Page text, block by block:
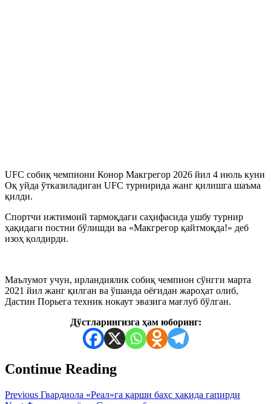
UFC собиқ чемпиони Конор Макгрегор 2026 йил 4 июль куни
Оқ уйда ўтказиладиган UFC турнирида жанг қилишга шаъма
қилди.
Спортчи ижтимоий тармоқдаги саҳифасида ушбу турнир
ҳақидаги постни бўлишди ва «Макгрегор қайтмоқда!» деб
изоҳ қолдирди.
Маълумот учун, ирландиялик собиқ чемпион сўнгги марта
2021 йил жанг қилган ва ўшанда оёғидан жароҳат олиб,
Дастин Порьега техник нокаут эвазига мағлуб бўлган.
Дўстларингизга ҳам юборинг:
Continue Reading
Previous Гвардиола «Реал»га қарши баҳс ҳақида гапирди